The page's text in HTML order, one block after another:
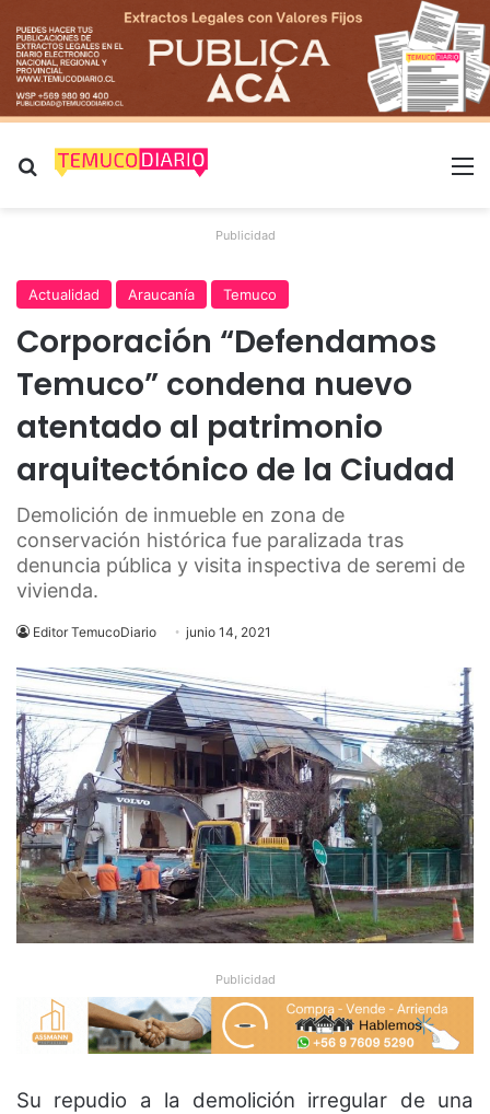
Buscar por
Publicidad
Actualidad Araucanía Temuco
Corporación “Defendamos
Temuco” condena nuevo
atentado al patrimonio
arquitectónico de la Ciudad
Demolición de inmueble en zona de
conservación histórica fue paralizada tras
denuncia pública y visita inspectiva de seremi de
vivienda.
Editor TemucoDiario junio 14, 2021
Publicidad
Su repudio a la demolición irregular de una